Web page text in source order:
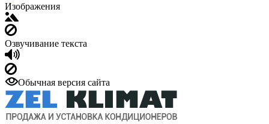
Изображения
Озвучивание текста
Обычная версия сайта